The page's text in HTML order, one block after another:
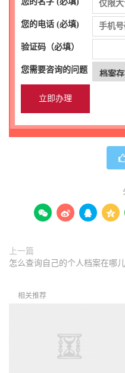
您的电话 (必填)
验证码（必填）
您需要咨询的问题
   
上一篇
怎么查询自己的个人档案在哪儿
相关推荐